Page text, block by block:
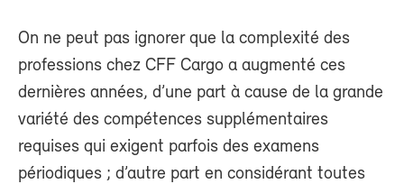
On ne peut pas ignorer que la complexité des
professions chez CFF Cargo a augmenté ces
dernières années, d’une part à cause de la grande
variété des compétences supplémentaires
requises qui exigent parfois des examens
périodiques ; d’autre part en considérant toutes